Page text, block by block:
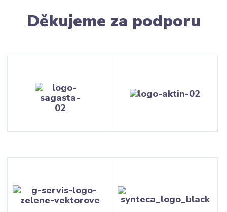
Děkujeme za podporu